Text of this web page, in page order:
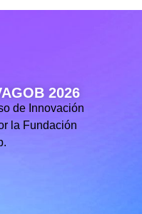
2026
de Innovación
la Fundación